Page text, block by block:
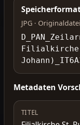
JPG ·
Filialkirche
Metadaten
TITEL